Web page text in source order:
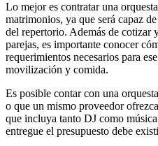
Lo mejor es contratar una
matrimonios, ya que será capaz
del repertorio. Además de cotizar
parejas, es importante conocer
requerimientos necesarios para
movilización y comida.
Es posible contar con una
o que un mismo proveedor
que incluya tanto DJ como
entregue el presupuesto debe